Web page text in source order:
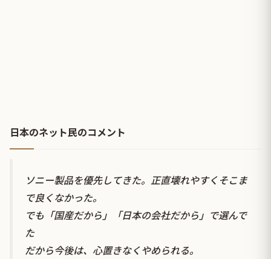
日本のネット民のコメント
ソニー製品を優先してきた。正直壊れやすくそこま
で良くなかった。
でも「国産だから」「日本の会社だから」で選んで
た
だから今後は、心置きなくやめられる。